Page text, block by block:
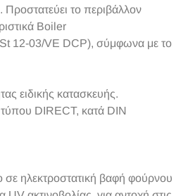
το περιβάλλον
Boiler
12-03/VE DCP), σύμφωνα με το
ειδικής κατασκευής.
DIRECT, κατά DIN
ηλεκτροστατική βαφή φούρνου